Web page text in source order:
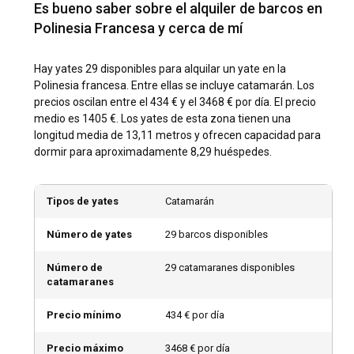
crucero, con marinas disponibles en destinos principales
como Papeete, Bora Bora y Raiatea.
¿Cuáles son los destinos y rutas populares para
alquilar un yate en la Polinesia Francesa?
La Polinesia Francesa encanta a los navegantes con
abundantes destinos y rutas de navegación. Los
navegantes experimentados pueden comenzar su viaje
desde Papeete, recorriendo las hermosas bahías de
haciendo una parada en Raiatea y concluyendo su viaje en
la icónica Bora Bora. Los principiantes pueden preferir rutas
opciones revelan la belleza inigualable y la vibrante vida de
la navegación.
¿Cuál es la mejor época para alquilar un yate en la
Es bueno saber sobre el alquiler de barcos en
Polinesia Francesa y cerca de mí
Hay yates 29 disponibles para alquilar un yate en la
Polinesia francesa. Entre ellas se incluye catamarán. Los
precios oscilan entre el 434 € y el 3468 € por día. El precio
medio es 1405 €. Los yates de esta zona tienen una
longitud media de 13,11 metros y ofrecen capacidad para
dormir para aproximadamente 8,29 huéspedes.
Tipos de yates Catamarán
Número de yates 29 barcos disponibles
Número de
catamaranes
29 catamaranes disponibles
Precio mínimo 434 € por día
Precio máximo 3468 € por día